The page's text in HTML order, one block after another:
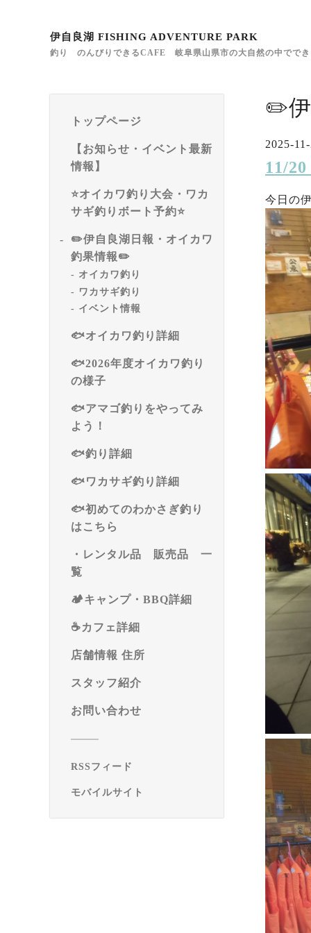
伊自良湖 FISHING ADVENTURE PARK
釣り のんびりできるCAFE 岐阜県山県市の大自然の中でで
トップページ
【お知らせ・イベント最新
情報】
⭐️オイカワ釣り大会・ワカ
サギ釣りボート予約⭐️
✏️伊自良湖日報・オイカワ
釣果情報✏️
オイカワ釣り
ワカサギ釣り
イベント情報
🐟オイカワ釣り詳細
🐟2026年度オイカワ釣り
の様子
🐟アマゴ釣りをやってみ
よう！
🐟釣り詳細
🐟ワカサギ釣り詳細
🐟初めてのわかさぎ釣り
はこちら
・レンタル品 販売品 一
覧
🏕️キャンプ・BBQ詳細
☕️カフェ詳細
店舗情報 住所
スタッフ紹介
お問い合わせ
RSSフィード
モバイルサイト
✏️伊
2025-
11/
今日の